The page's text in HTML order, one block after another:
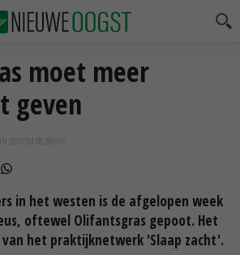
moet meer
geven
2012 OM 08:28
in het westen is de afgelopen week
oftewel Olifantsgras gepoot. Het
het praktijknetwerk 'Slaap zacht'.